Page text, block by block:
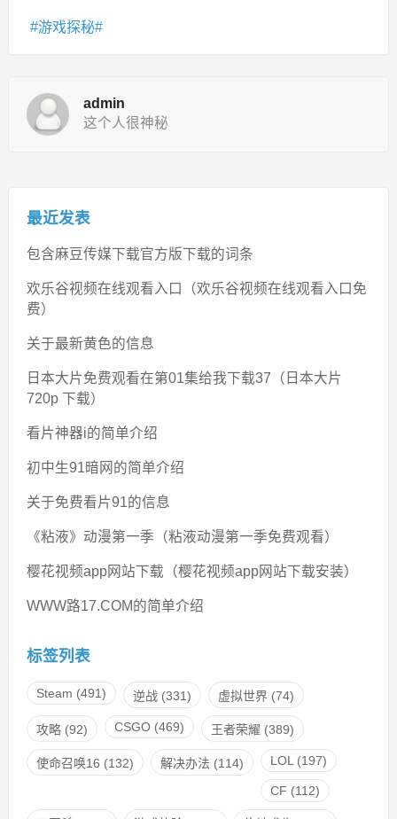
游戏探秘
admin
这个人很神秘
最近发表
包含麻豆传媒下载官方版下载的词条
欢乐谷视频在线观看入口（欢乐谷视频在线观看入口免
费）
关于最新黄色的信息
日本大片免费观看在第01集给我下载37（日本大片
720p 下载）
看片神器i的简单介绍
初中生91暗网的简单介绍
关于免费看片91的信息
《粘液》动漫第一季（粘液动漫第一季免费观看）
樱花视频app网站下载（樱花视频app网站下载安装）
WWW路17.COM的简单介绍
标签列表
Steam (491) 逆战(331) 虚拟世界(74)
攻略(92) CSGO(469) 王者荣耀 (389)
使命召唤16 (132) 解决办法 (114) LOL (197)
CF (112)